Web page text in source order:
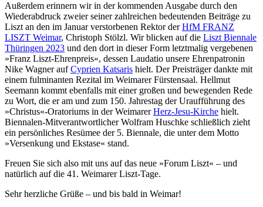
Außerdem erinnern wir in der kommenden Ausgabe durch den
Wiederabdruck zweier seiner zahlreichen bedeutenden Beiträge zu
Liszt an den im Januar verstorbenen Rektor derHfM FRANZ
LISZT Weimar, Christoph Stölzl. Wir blicken auf die Liszt Biennale
Thüringen 2023 und den dort in dieser Form letztmalig vergebenen
»Franz Liszt-Ehrenpreis«, dessen Laudatio unsere Ehrenpatronin
Nike Wagner aufCyprien Katsaris hielt. Der Preisträger dankte mit
einem fulminanten Rezital im Weimarer Fürstensaal. Hellmut
Seemann kommt ebenfalls mit einer großen und bewegenden Rede
zu Wort, die er am und zum 150. Jahrestag der Uraufführung des
»Christus«-Oratoriums in der WeimarerHerz-Jesu-Kirche hielt.
Biennalen-Mitverantwortlicher Wolfram Huschke schließlich zieht
ein persönliches Resümee der 5. Biennale, die unter dem Motto
»Versenkung und Ekstase« stand.
Freuen Sie sich also mit uns auf das neue »Forum Liszt« – und
natürlich auf die 41. Weimarer Liszt-Tage.
Sehr herzliche Grüße – und bis bald in Weimar!